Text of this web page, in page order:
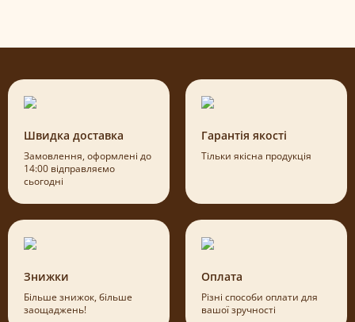
Швидка доставка
Замовлення, оформлені до
14:00 відправляємо
сьогодні
Гарантія якості
Тільки якісна продукція
Знижки
Більше знижок, більше
заощаджень!
Оплата
Різні способи оплати для
вашої зручності